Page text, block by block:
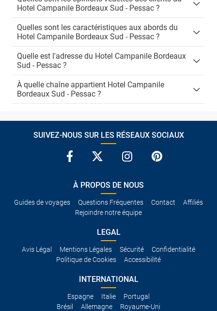
Hotel Campanile Bordeaux Sud - Pessac ?
Quelles sont les caractéristiques aux abords du
Hotel Campanile Bordeaux Sud - Pessac ?
Quelle est l'adresse du Hotel Campanile Bordeaux
Sud - Pessac ?
À quelle chaîne appartient Hotel Campanile
Bordeaux Sud - Pessac ?
SUIVEZ-NOUS SUR LES RÉSEAUX SOCIAUX
À PROPOS DE NOUS
Guides de voyages Questions Fréquentes Contact
Affiliés
Rejoindre notre équipe
LEGAL
Avis Légal Mentions Légales Sécurité
Confidentialité
Politique de Cookies
Accessibilité
INTERNATIONAL
Espagne Italie
Portugal
Brésil
Allemagne Royaume-Uni